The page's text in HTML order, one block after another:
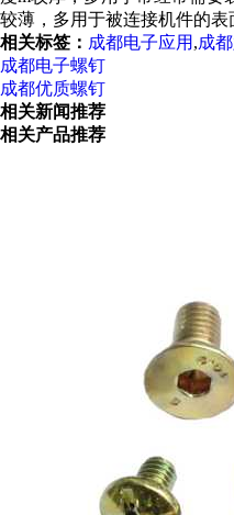
较薄，多用于被连接机件的表
相关标签： 成都电子应用 ,成
成都电子螺钉
成都优质螺钉
相关新闻推荐
相关产品推荐